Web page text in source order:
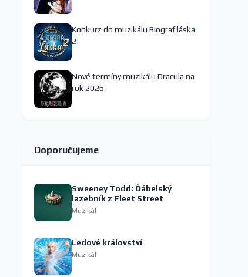
Konkurz do muzikálu Biograf láska
2
Nové termíny muzikálu Dracula na
rok 2026
Doporučujeme
Sweeney Todd: Ďábelský
lazebník z Fleet Street
Muzikál
Ledové království
Muzikál